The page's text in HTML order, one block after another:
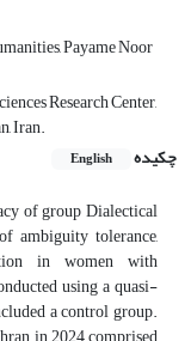
Payame Noor
Research Center,
Iran.
چکیده
English
of group Dialectical
ambiguity tolerance,
in women with
using a quasi-
a control group.